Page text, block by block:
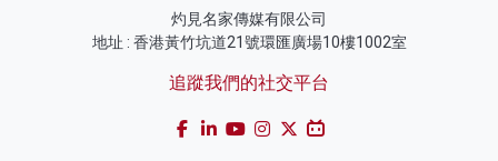
灼見名家傳媒有限公司
地址 : 香港黃竹坑道21號環匯廣場10樓1002室
追蹤我們的社交平台